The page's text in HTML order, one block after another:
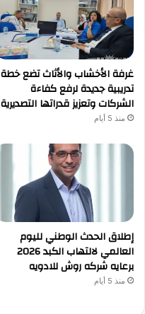
غرفة الأخشاب والأثاث تضع خطة
تدريبية جديدة لرفع كفاءة
الشركات وتعزيز قدراتها التصديرية
منذ 5 أيام
إطلاق الحدث الوطني لليوم
العالمي لالتهاب الكبد 2026
برعايه شركه روش للادويه
منذ 5 أيام